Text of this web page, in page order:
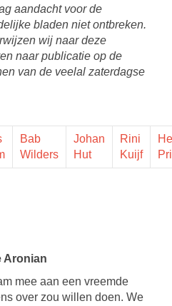
aandacht voor de
bladen niet ontbreken.
wij naar deze
naar publicatie op de
van de veelal zaterdagse
Bab
Wilders
Johan
Hut
Rini
Kuijf
Aronian
mee aan een vreemde
over zou willen doen. We